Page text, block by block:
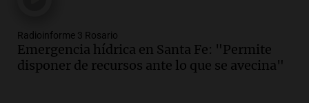
Radioinforme 3 Rosario
Emergencia hídrica en Santa Fe: "Permite
disponer de recursos ante lo que se avecina"